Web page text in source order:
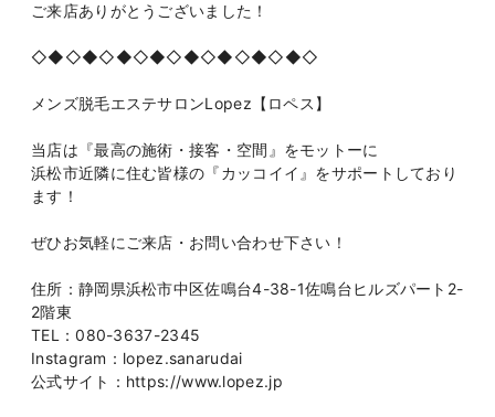
ご来店ありがとうございました！
◇◆◇◆◇◆◇◆◇◆◇◆◇◆◇◆◇
メンズ脱毛エステサロンLopez【ロペス】
当店は『最高の施術・接客・空間』をモットーに
浜松市近隣に住む皆様の『カッコイイ』をサポートしており
ます！
ぜひお気軽にご来店・お問い合わせ下さい！
住所：静岡県浜松市中区佐鳴台4-38-1佐鳴台ヒルズパート2-
2階東
TEL：080-3637-2345
Instagram：lopez.sanarudai
公式サイト：https://www.lopez.jp